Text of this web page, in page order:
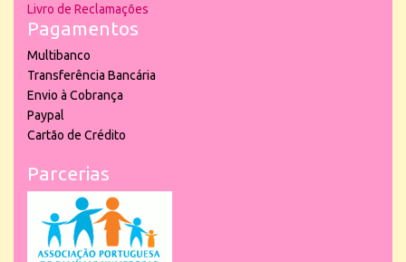
Livro de Reclamações
Pagamentos
Multibanco
Transferência Bancária
Envio à Cobrança
Paypal
Cartão de Crédito
Parcerias